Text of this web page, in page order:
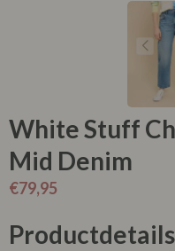
White Stuff
Mid Denim
€79,95